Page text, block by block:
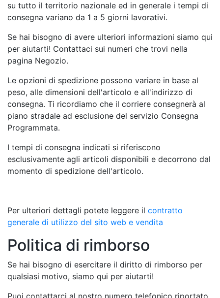
su tutto il territorio nazionale ed in generale i tempi di
consegna variano da 1 a 5 giorni lavorativi.
Se hai bisogno di avere ulteriori informazioni siamo qui
per aiutarti! Contattaci sui numeri che trovi nella
pagina Negozio.
Le opzioni di spedizione possono variare in base al
peso, alle dimensioni dell'articolo e all'indirizzo di
consegna. Ti ricordiamo che il corriere consegnerà al
piano stradale ad esclusione del servizio Consegna
Programmata.
I tempi di consegna indicati si riferiscono
esclusivamente agli articoli disponibili e decorrono dal
momento di spedizione dell'articolo.
Per ulteriori dettagli potete leggere il contratto
generale di utilizzo del sito web e vendita
Politica di rimborso
Se hai bisogno di esercitare il diritto di rimborso per
qualsiasi motivo, siamo qui per aiutarti!